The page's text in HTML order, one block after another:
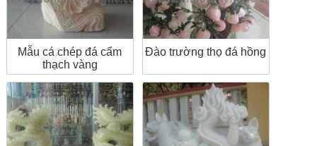
Mẫu cá chép đá cẩm
thạch vàng
Đào trường thọ đá hồng